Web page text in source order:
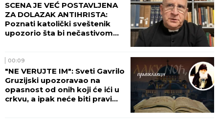
SCENA JE VEĆ POSTAVLJENA
ZA DOLAZAK ANTIHRISTA:
Poznati katolički sveštenik
upozorio šta bi nečastivom
00:09
"NE VERUJTE IM": Sveti Gavrilo
Gruzijski upozoravao na
opasnost od onih koji će ići u
crkvu, a ipak neće biti pravi